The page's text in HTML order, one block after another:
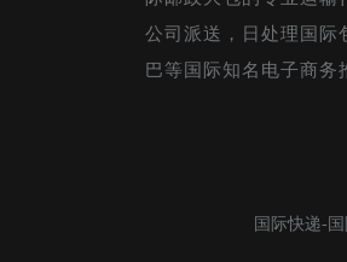
公司派送，日处理国际
巴等国际知名电子商
国际快递-